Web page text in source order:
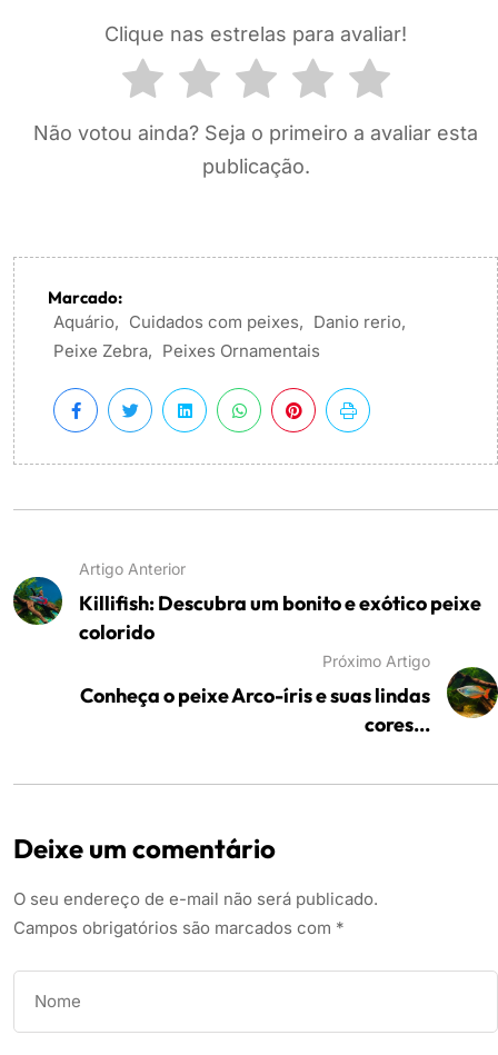
Clique nas estrelas para avaliar!
Não votou ainda? Seja o primeiro a avaliar esta
publicação.
Marcado:
Aquário, Cuidados com peixes, Danio rerio,
Peixe Zebra, Peixes Ornamentais
Artigo Anterior
Killifish: Descubra um bonito e exótico peixe
colorido
Próximo Artigo
Conheça o peixe Arco-íris e suas lindas
cores...
Deixe um comentário
O seu endereço de e-mail não será publicado.
Campos obrigatórios são marcados com *